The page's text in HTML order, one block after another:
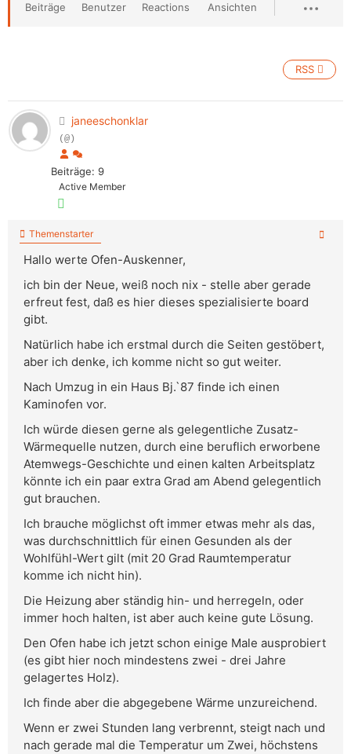
Beiträge Benutzer Reactions Ansichten
RSS
janeeschonklar
(@)
Beiträge: 9
Active Member
Themenstarter
Hallo werte Ofen-Auskenner,
ich bin der Neue, weiß noch nix - stelle aber gerade
erfreut fest, daß es hier dieses spezialisierte board
gibt.
Natürlich habe ich erstmal durch die Seiten gestöbert,
aber ich denke, ich komme nicht so gut weiter.
Nach Umzug in ein Haus Bj.`87 finde ich einen
Kaminofen vor.
Ich würde diesen gerne als gelegentliche Zusatz-
Wärmequelle nutzen, durch eine beruflich erworbene
Atemwegs-Geschichte und einen kalten Arbeitsplatz
könnte ich ein paar extra Grad am Abend gelegentlich
gut brauchen.
Ich brauche möglichst oft immer etwas mehr als das,
was durchschnittlich für einen Gesunden als der
Wohlfühl-Wert gilt (mit 20 Grad Raumtemperatur
komme ich nicht hin).
Die Heizung aber ständig hin- und herregeln, oder
immer hoch halten, ist aber auch keine gute Lösung.
Den Ofen habe ich jetzt schon einige Male ausprobiert
(es gibt hier noch mindestens zwei - drei Jahre
gelagertes Holz).
Ich finde aber die abgegebene Wärme unzureichend.
Wenn er zwei Stunden lang verbrennt, steigt nach und
nach gerade mal die Temperatur um Zwei, höchstens